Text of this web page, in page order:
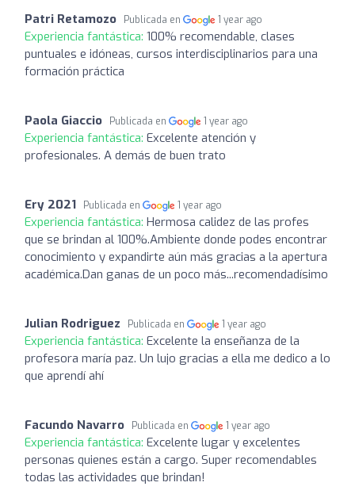
Patri Retamozo Publicada en 1 year ago
Experiencia fantástica: 100% recomendable, clases
puntuales e idóneas, cursos interdisciplinarios para una
formación práctica
Paola Giaccio Publicada en 1 year ago
Experiencia fantástica: Excelente atención y
profesionales. A demás de buen trato
Ery 2021 Publicada en 1 year ago
Experiencia fantástica: Hermosa calidez de las profes
que se brindan al 100%.Ambiente donde podes encontrar
conocimiento y expandirte aún más gracias a la apertura
académica.Dan ganas de un poco más...recomendadísimo
Julian Rodriguez Publicada en 1 year ago
Experiencia fantástica: Excelente la enseñanza de la
profesora maría paz. Un lujo gracias a ella me dedico a lo
que aprendí ahí
Facundo Navarro Publicada en 1 year ago
Experiencia fantástica: Excelente lugar y excelentes
personas quienes están a cargo. Super recomendables
todas las actividades que brindan!